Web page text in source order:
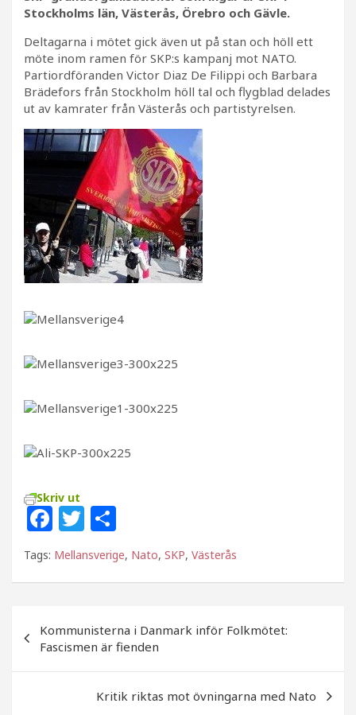
Stockholms län, Västerås, Örebro och Gävle.
Deltagarna i mötet gick även ut på stan och höll ett
möte inom ramen för SKP:s kampanj mot NATO.
Partiordföranden Victor Diaz De Filippi och Barbara
Brädefors från Stockholm höll tal och flygblad delades
ut av kamrater från Västerås och partistyrelsen.
Skriv ut
F
a
c
e
b
o
o
T
w
itt
e
r
el
a
Tags: Mellansverige, Nato, SKP, Västerås
Kommunisterna i Danmark inför Folkmötet:
Fascismen är fienden
Kritik riktas mot övningarna med Nato